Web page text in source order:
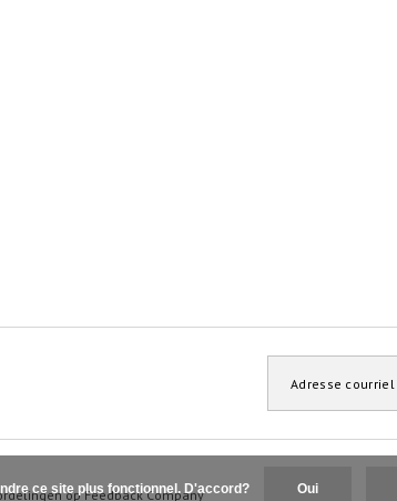
opFeedback Company
ce site plus fonctionnel. D'accord? Oui